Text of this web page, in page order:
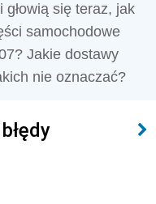
się teraz, jak
samochodowe
Jakie dostawy
nie oznaczać?